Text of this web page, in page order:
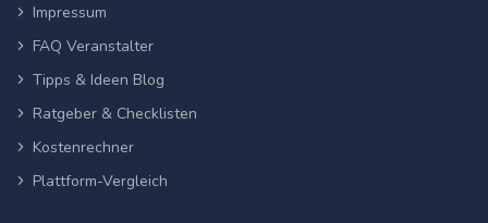
Impressum
FAQ Veranstalter
Tipps & Ideen Blog
Ratgeber & Checklisten
Kostenrechner
Plattform-Vergleich